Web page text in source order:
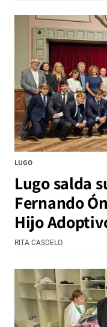
LUGO
Lugo salda
Fernando
Hijo
RITA CASDELO